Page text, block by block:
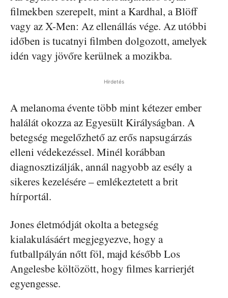
filmekben szerepelt, mint a Kardhal, a Blöff
vagy az X-Men: Az ellenállás vége. Az utóbbi
időben is tucatnyi filmben dolgozott, amelyek
idén vagy jövőre kerülnek a mozikba.
Hirdetés
A melanoma évente több mint kétezer ember
halálát okozza az Egyesült Királyságban. A
betegség megelőzhető az erős napsugárzás
elleni védekezéssel. Minél korábban
diagnosztizálják, annál nagyobb az esély a
sikeres kezelésére – emlékeztetett a brit
hírportál.
Jones életmódját okolta a betegség
kialakulásáért megjegyezve, hogy a
futballpályán nőtt föl, majd később Los
Angelesbe költözött, hogy filmes karrierjét
egyengesse.